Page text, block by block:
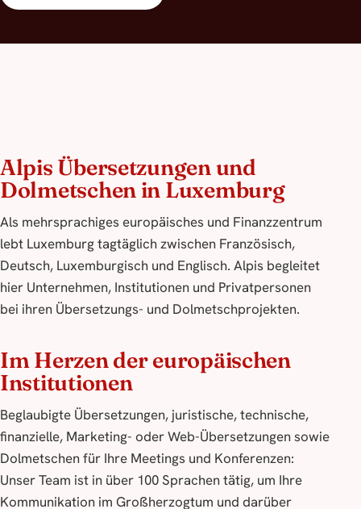
Alpis Übersetzungen und
Dolmetschen in Luxemburg
Als mehrsprachiges europäisches und Finanzzentrum
lebt Luxemburg tagtäglich zwischen Französisch,
Deutsch, Luxemburgisch und Englisch. Alpis begleitet
hier Unternehmen, Institutionen und Privatpersonen
bei ihren Übersetzungs- und Dolmetschprojekten.
Im Herzen der europäischen
Institutionen
Beglaubigte Übersetzungen, juristische, technische,
finanzielle, Marketing- oder Web-Übersetzungen sowie
Dolmetschen für Ihre Meetings und Konferenzen:
Unser Team ist in über 100 Sprachen tätig, um Ihre
Kommunikation im Großherzogtum und darüber